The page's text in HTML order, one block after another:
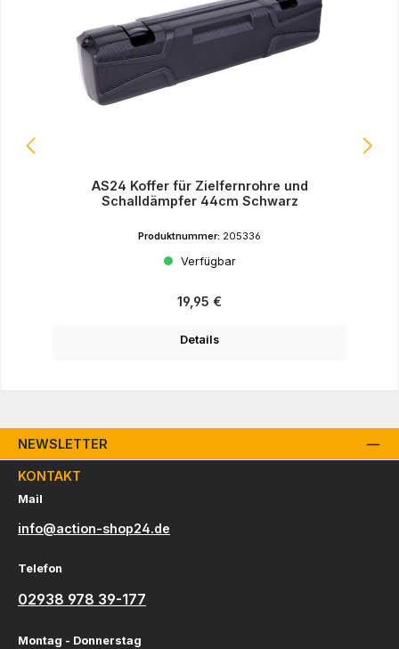
AS24 Koffer für Zielfernrohre und
Schalldämpfer 44cm Schwarz
Produktnummer: 205336
Verfügbar
Regulärer Preis:
19,95 €
Details
NEWSLETTER
KONTAKT
Mail
info@action-shop24.de
Telefon
02938 978 39-177
Montag - Donnerstag